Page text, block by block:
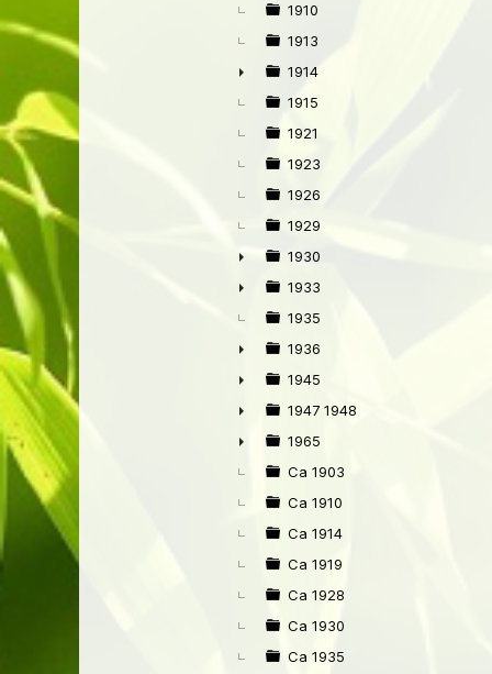
1910
1913
►
1914
1915
1921
1923
1926
1929
►
1930
►
1933
1935
►
1936
►
1945
►
1947 1948
►
1965
Ca 1903
Ca 1910
Ca 1914
Ca 1919
Ca 1928
Ca 1930
Ca 1935